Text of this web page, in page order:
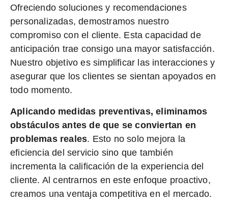
Ofreciendo soluciones y recomendaciones
personalizadas, demostramos nuestro
compromiso con el cliente. Esta capacidad de
anticipación trae consigo una mayor satisfacción.
Nuestro objetivo es simplificar las interacciones y
asegurar que los clientes se sientan apoyados en
todo momento.
Aplicando medidas preventivas, eliminamos
obstáculos antes de que se conviertan en
problemas reales. Esto no solo mejora la
eficiencia del servicio sino que también
incrementa la calificación de la experiencia del
cliente. Al centrarnos en este enfoque proactivo,
creamos una ventaja competitiva en el mercado.